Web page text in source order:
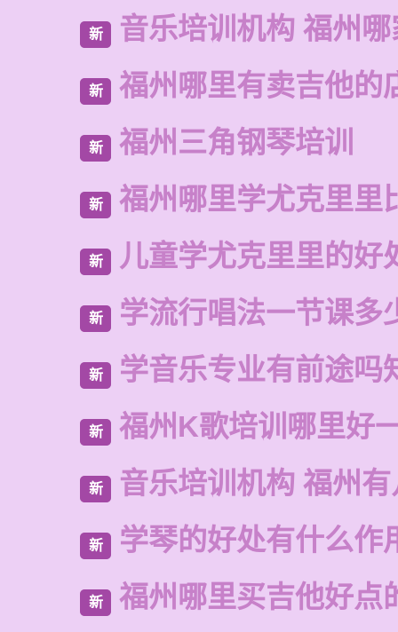
新 音乐培训机构 福州
新 福州哪里有卖吉他的
新 福州三角钢琴培训
新 福州哪里学尤克里里
新 儿童学尤克里里的好
新 学流行唱法一节课多
新 学音乐专业有前途吗
新 福州K歌培训哪里好
新 音乐培训机构 福州
新 学琴的好处有什么作
新 福州哪里买吉他好点